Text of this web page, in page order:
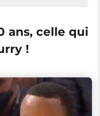
ans, celle qui
!